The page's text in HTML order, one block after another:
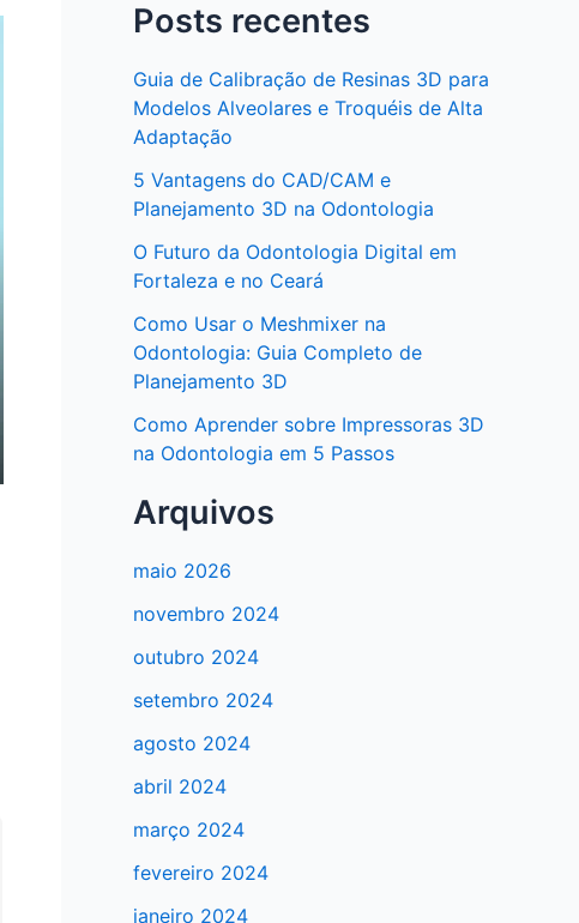
Posts recentes
Guia de Calibração de Resinas 3D para
Modelos Alveolares e Troquéis de Alta
Adaptação
5 Vantagens do CAD/CAM e
Planejamento 3D na Odontologia
O Futuro da Odontologia Digital em
Fortaleza e no Ceará
Como Usar o Meshmixer na
Odontologia: Guia Completo de
Planejamento 3D
Como Aprender sobre Impressoras 3D
na Odontologia em 5 Passos
Arquivos
maio 2026
novembro 2024
outubro 2024
setembro 2024
agosto 2024
abril 2024
março 2024
fevereiro 2024
janeiro 2024